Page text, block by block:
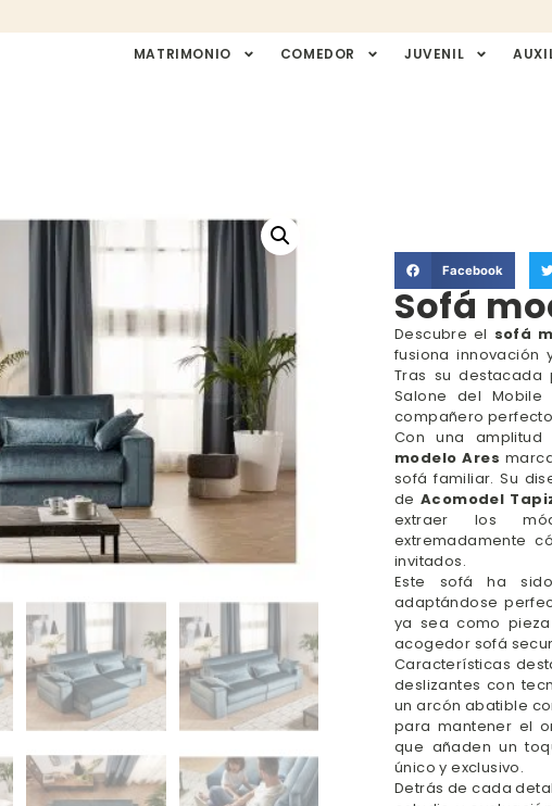
MATRIMONIO COMEDOR JUVENIL
Facebook
Sofá
Descubre el sofá
fusiona innovación
Tras su
Salone del
compañero
Con una
modelo Ares
sofá familiar. Su
deAcomodel
extraer los
extremadamente
invitados.
Este sofá ha
adaptándose
ya sea como
acogedor sofá
Características
deslizantes con
un arcón abatible
para mantener el
que añaden un
único y exclusivo.
Detrás de cada